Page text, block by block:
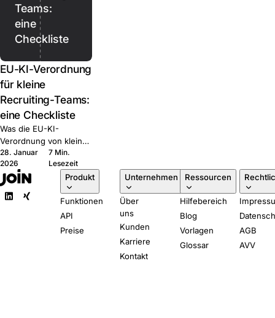
Teams:
eine
Checkliste
EU-KI-Verordnung
für kleine
Recruiting-Teams:
eine Checkliste
Was die EU-KI-
Verordnung von kleinen
HR-Teams tatsächlich
verlangt, in klarer
Sprache. Fünf Fragen,
die Sie jedem ATS-
Anbieter stellen sollten.
28. Januar
2026
7 Min.
Lesezeit
Produkt
Funktionen
API
Preise
Unternehmen
Über
uns
Kunden
Karriere
Kontakt
Ressourcen
Hilfebereich
Blog
Vorlagen
Glossar
AGB
AVV